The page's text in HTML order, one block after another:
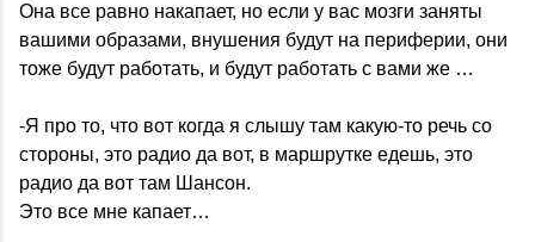
Она все равно накапает, но если у вас мозги заняты
вашими образами, внушения будут на периферии, они
тоже будут работать, и будут работать с вами же …
-Я про то, что вот когда я слышу там какую-то речь со
стороны, это радио да вот, в маршрутке едешь, это
радио да вот там Шансон.
Это все мне капает…